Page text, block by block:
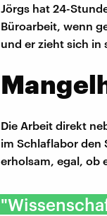
Jörgs hat 24-
Büroarbeit, wenn
und er zieht sich in
Die Arbeit direkt
im Schlaflabor den
erholsam, egal, ob